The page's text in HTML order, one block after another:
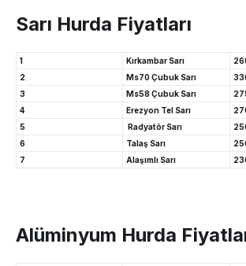
Sarı Hurda Fiyatları
1 Kırkambar Sarı
2
Ms70 Çubuk Sarı
3
Ms58 Çubuk Sarı
4
Erezyon Tel Sarı
5
Radyatör Sarı
6
Talaş Sarı
7
Alaşımlı Sarı
Alüminyum Hurda